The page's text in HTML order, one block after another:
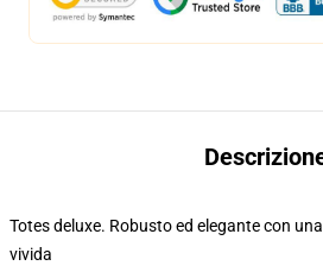
Totes deluxe. Robusto ed elegante con
vivida